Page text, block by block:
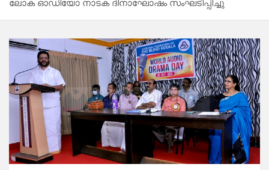
ലോക ഓഡിയോ നാടക ദിനാഘോഷം സംഘടിപ്പിച്ചു